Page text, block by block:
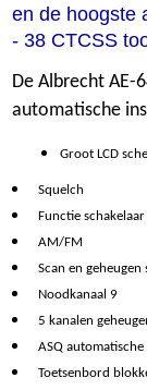
en de hoogste
- 38 CTCSS
De Albrecht AE-
automatische
Groot LCD
Squelch
Functie
AM/FM
Scan en geheugen
Noodkanaal 9
5 kanalen
ASQ automatische
Toetsenbord